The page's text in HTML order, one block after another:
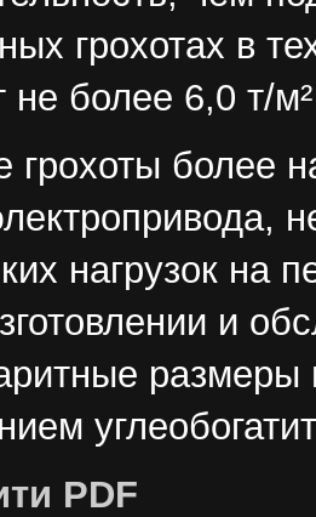
грохотах в
не более 6,0 т/
грохоты более
нагрузок на
и
PDF